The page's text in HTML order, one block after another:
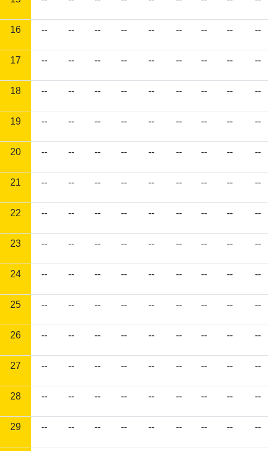
16 -- -- -- -- -- -- -- -- --
17 -- -- -- -- -- -- -- -- --
18 -- -- -- -- -- -- -- -- --
19 -- -- -- -- -- -- -- -- --
20 -- -- -- -- -- -- -- -- --
21 -- -- -- -- -- -- -- -- --
22 -- -- -- -- -- -- -- -- --
23 -- -- -- -- -- -- -- -- --
24 -- -- -- -- -- -- -- -- --
25 -- -- -- -- -- -- -- -- --
26 -- -- -- -- -- -- -- -- --
27 -- -- -- -- -- -- -- -- --
28 -- -- -- -- -- -- -- -- --
29 -- -- -- -- -- -- -- -- --